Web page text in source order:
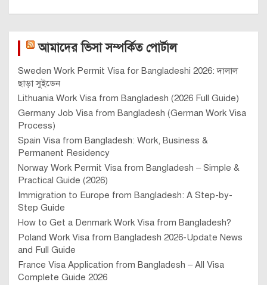
আমাদের ভিসা সম্পর্কিত পোর্টাল
Sweden Work Permit Visa for Bangladeshi 2026: দালাল
ছাড়া সুইডেন
Lithuania Work Visa from Bangladesh (2026 Full Guide)
Germany Job Visa from Bangladesh (German Work Visa
Process)
Spain Visa from Bangladesh: Work, Business &
Permanent Residency
Norway Work Permit Visa from Bangladesh – Simple &
Practical Guide (2026)
Immigration to Europe from Bangladesh: A Step-by-
Step Guide
How to Get a Denmark Work Visa from Bangladesh?
Poland Work Visa from Bangladesh 2026-Update News
and Full Guide
France Visa Application from Bangladesh – All Visa
Complete Guide 2026